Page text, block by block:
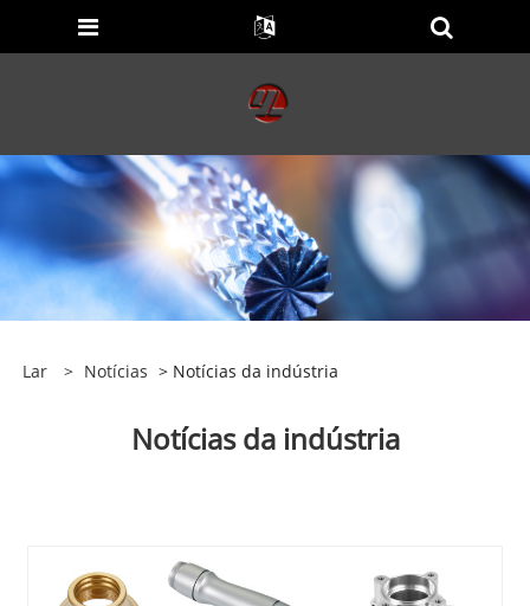
Lar > Notícias > Notícias da indústria
Notícias da indústria